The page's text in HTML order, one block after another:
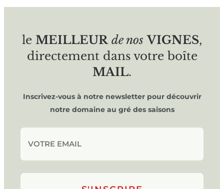
le MEILLEUR de nos VIGNES,
directement dans votre boîte
MAIL.
Inscrivez-vous à notre newsletter pour découvrir
notre domaine au gré des saisons